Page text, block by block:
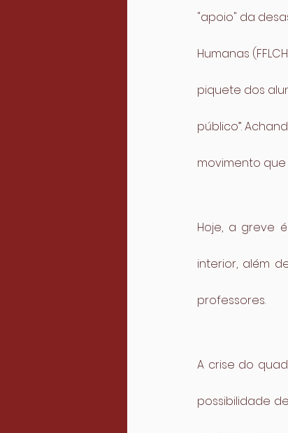
"apoio" da
Humanas
piquete dos
público”.
movimento que
Hoje, a greve
interior, além
professores.
A crise do
possibilidade